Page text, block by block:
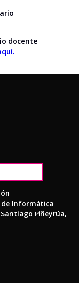
docente
Informática
Piñeyrúa,